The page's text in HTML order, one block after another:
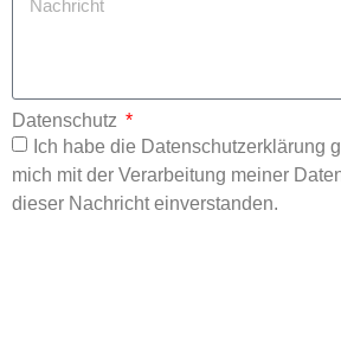
Datenschutz
Ich habe die Datenschutzerklärung
mich mit der Verarbeitung meiner
dieser Nachricht einverstanden.